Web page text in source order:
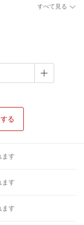
すべて見る
る
ます
ます
ます